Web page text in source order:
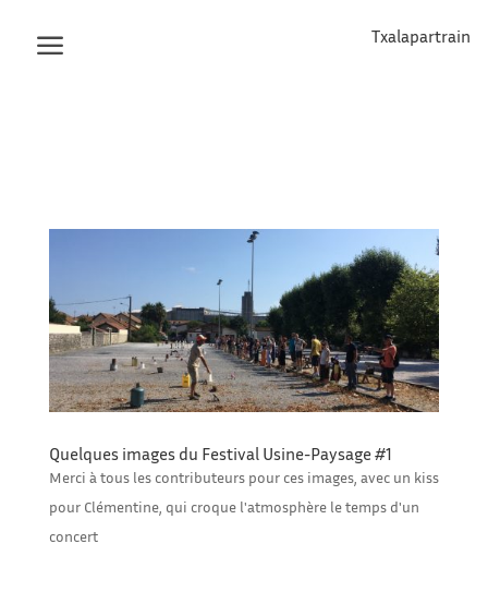
Txalapartrain
Quelques images du Festival Usine-Paysage #1
Merci à tous les contributeurs pour ces images, avec un kiss
pour Clémentine, qui croque l'atmosphère le temps d'un
concert